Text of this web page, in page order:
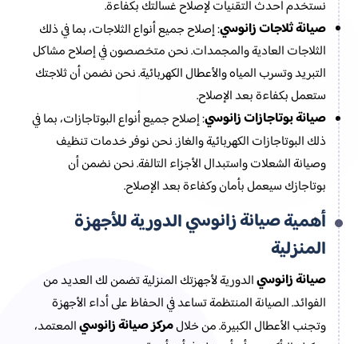
نستخدم أحدث التقنيات لإصلاح غسالتك بكفاءة.
صيانة ثلاجات زانوسي: إصلاح جميع أنواع الثلاجات، بما في ذلك
الثلاجات العادية والمجمدات. نحن متخصصون في إصلاح مشاكل
التبريد وتسرب المياه والأعطال الكهربائية. نحن نضمن أن ثلاجتك
ستعمل بكفاءة بعد الإصلاح.
صيانة بوتاجازات زانوسي: إصلاح جميع أنواع البوتاجازات، بما في
ذلك البوتاجازات الكهربائية والغاز. نحن نوفر خدمات تنظيف
وصيانة الشعلات واستبدال الأجزاء التالفة. نحن نضمن أن
بوتاجازك سيعمل بأمان وكفاءة بعد الإصلاح.
أهميةصيانة زانوسيالدورية للأجهزة
المنزلية
صيانة زانوسيالدورية لأجهزتك المنزلية تضمن لك العديد من
الفوائد. الصيانة المنتظمة تساعد في الحفاظ على أداء الأجهزة
وتجنب الأعطال الكبيرة. من خلالمركز صيانة زانوسيالمعتمد،